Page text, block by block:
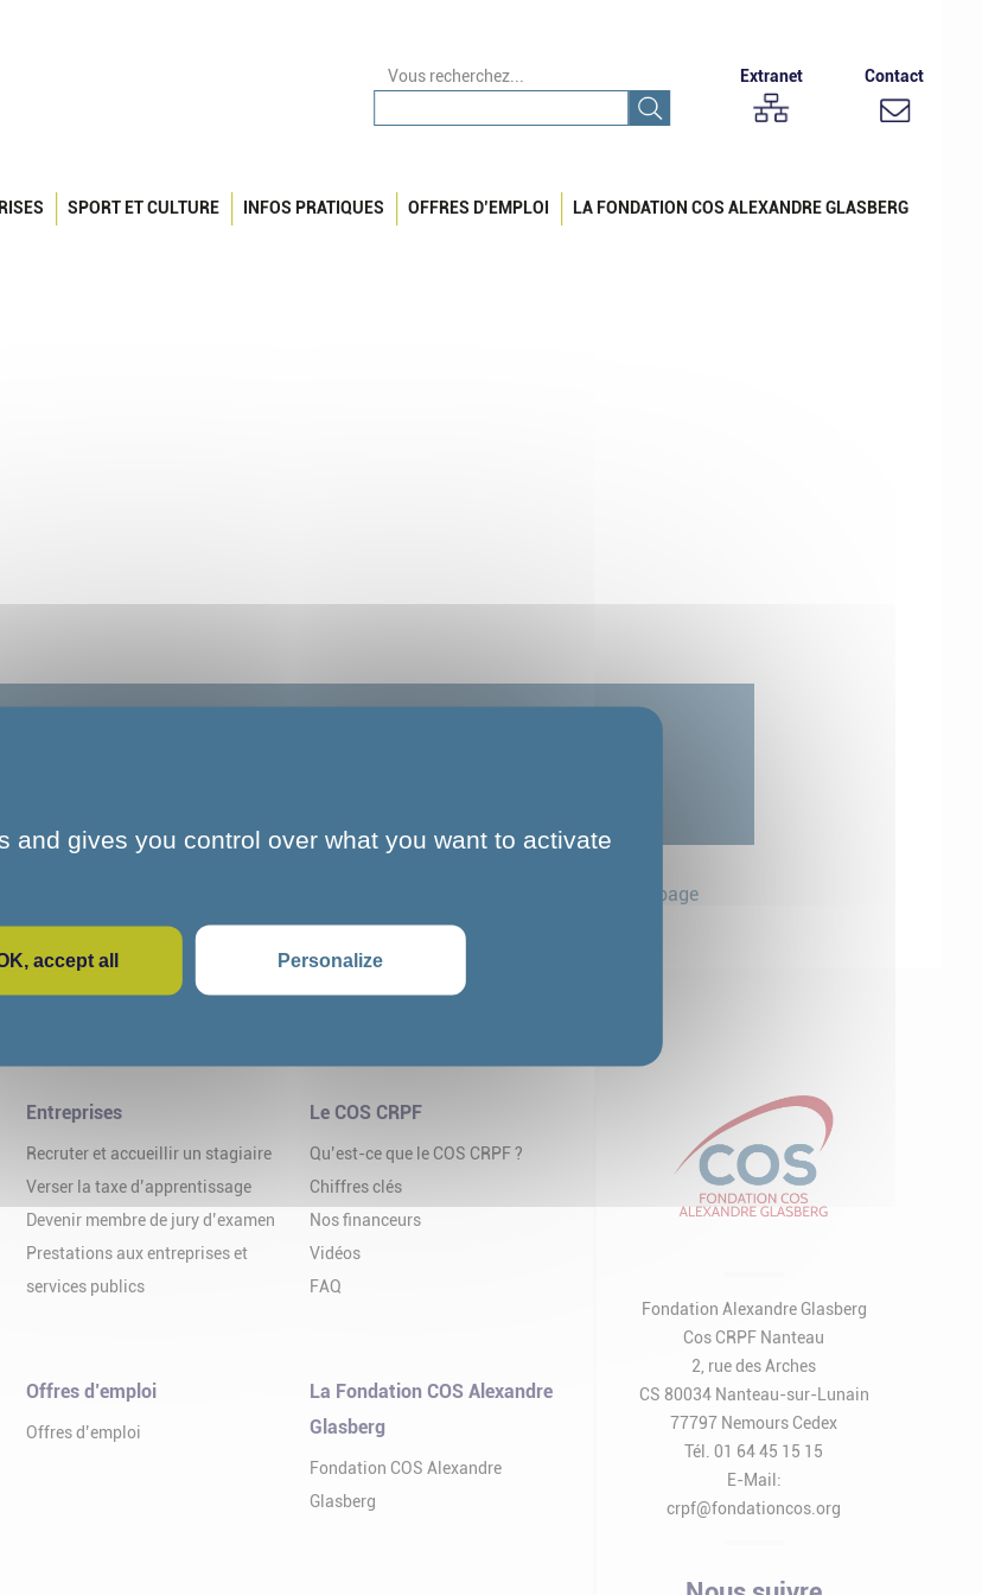
Vous recherchez... Extranet Contact
SPORT ET CULTURE INFOS PRATIQUES OFFRES D’EMPLOI LA FONDATION COS ALEXANDRE GLASBERG
Partager cette page
Entreprises
Recruter et accueillir un stagiaire
Verser la taxe d’apprentissage
Devenir membre de jury d’examen
Prestations aux entreprises et
services publics
Le COS CRPF
Qu’est-ce que le COS CRPF ?
Chiffres clés
Nos financeurs
Vidéos
FAQ
Offres d’emploi
Offres d’emploi
La Fondation COS Alexandre
Glasberg
Fondation COS Alexandre
Glasberg
Fondation Alexandre Glasberg
Cos CRPF Nanteau
2, rue des Arches
CS 80034 Nanteau-sur-Lunain
77797 Nemours Cedex
Tél. 01 64 45 15 15
E-Mail:
crpf@fondationcos.org
and gives you control over what you want to activate
accept all Personalize